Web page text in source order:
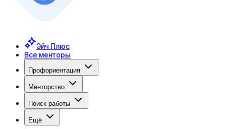
Эйч Плюс
Все менторы
Профориентация
Менторство
Поиск работы
Ещё